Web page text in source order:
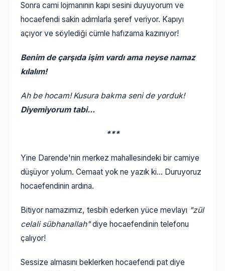
Sonra cami lojmanının kapı sesini duyuyorum ve
hocaefendi sakin adımlarla şeref veriyor. Kapıyı
açıyor ve söylediği cümle hafızama kazınıyor!
Benim de çarşıda işim vardı ama neyse namaz
kılalım!
Ah be hocam! Kusura bakma seni de yorduk!
Diyemiyorum tabi...
***
Yine Darende'nin merkez mahallesindeki bir camiye
düşüyor yolum. Cemaat yok ne yazık ki... Duruyoruz
hocaefendinin ardına.
Bitiyor namazımız, tesbih ederken yüce mevlayı "zül
celali sübhanallah"diye hocaefendinin telefonu
çalıyor!
Sessize almasını beklerken hocaefendi pat diye